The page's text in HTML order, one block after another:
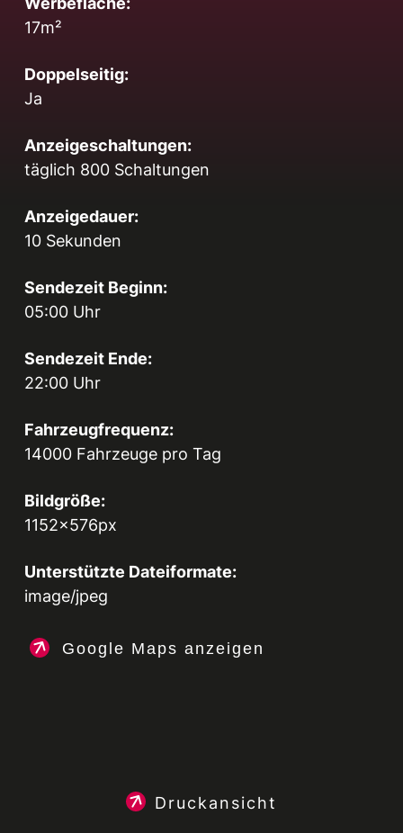
17m²
Doppelseitig:
Ja
Anzeigeschaltungen:
täglich 800 Schaltungen
Anzeigedauer:
10 Sekunden
Sendezeit Beginn:
05:00 Uhr
Sendezeit Ende:
22:00 Uhr
Fahrzeugfrequenz:
14000 Fahrzeuge pro Tag
Bildgröße:
1152x576px
Unterstützte Dateiformate:
image/jpeg
Google Maps anzeigen
Druckansicht